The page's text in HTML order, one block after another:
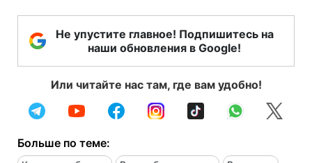
Не упустите главное! Подпишитесь на
наши обновления в Google!
Или читайте нас там, где вам удобно!
Больше по теме: